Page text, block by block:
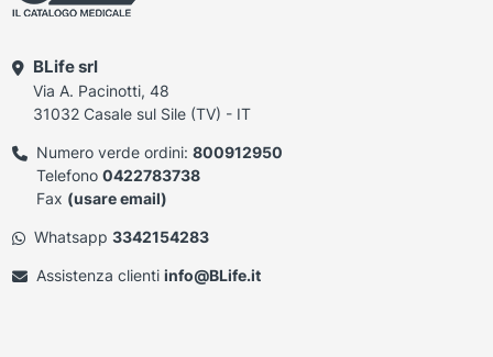
BLife srl
Via A. Pacinotti, 48
31032 Casale sul Sile (TV) - IT
Numero verde ordini: 800912950
Telefono 0422783738
Fax (usare email)
Whatsapp 3342154283
Assistenza clienti info@BLife.it